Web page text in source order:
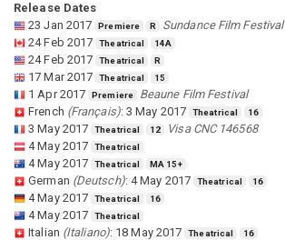
Release Dates
23 Jan 2017
Premiere R
Sundance Film Festival
24 Feb 2017
Theatrical 14A
24 Feb 2017 Theatrical R
17 Mar 2017 Theatrical 15
1 Apr 2017 Premiere
Beaune Film Festival
French (Français): 3 May 2017 Theatrical 16
3 May 2017 Theatrical 12
Visa CNC 146568
4 May 2017
Theatrical
4 May 2017 Theatrical MA 15+
German (Deutsch): 4 May 2017 Theatrical 16
4 May 2017 Theatrical 16
4 May 2017 Theatrical
Italian (Italiano): 18 May 2017 Theatrical 16